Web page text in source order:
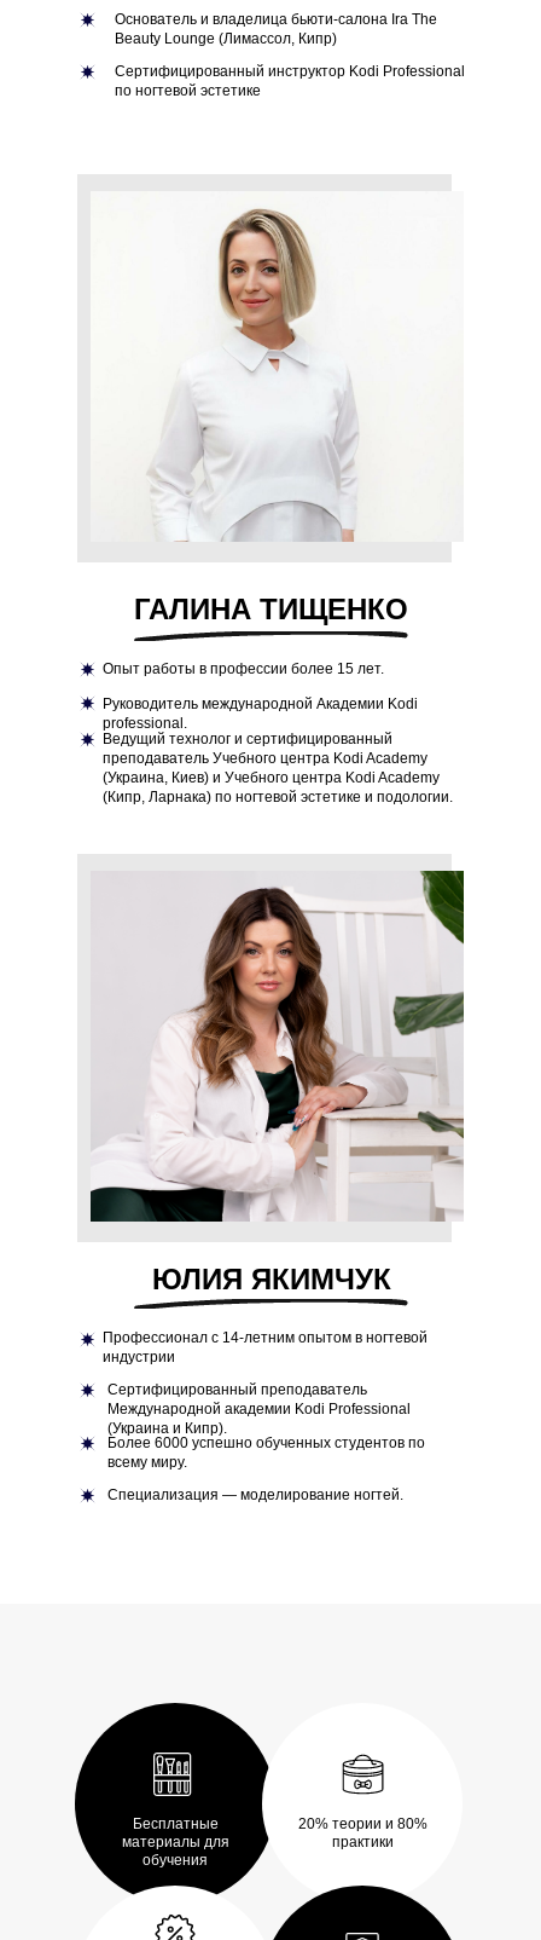
Основатель и владелица бьюти-салона Ira The
Beauty Lounge (Лимассол, Кипр)
Сертифицированный инструктор Kodi Professional
по ногтевой эстетике
Опыт работы в профессии более 15 лет.
ГАЛИНА ТИЩЕНКО
Руководитель международной Академии Kodi
professional.
Ведущий технолог и сертифицированный
преподаватель Учебного центра Kodi Academy
(Украина, Киев) и Учебного центра Kodi Academy
(Кипр, Ларнака) по ногтевой эстетике и подологии.
Более 6000 успешно обученных студентов по
всему миру.
ЮЛИЯ ЯКИМЧУК
Профессионал с 14-летним опытом в ногтевой
индустрии
Специализация — моделирование ногтей.
Сертифицированный преподаватель
Международной академии Kodi Professional
(Украина и Кипр).
Бесплатные
материалы для
обучения
20% теории и 80%
практики